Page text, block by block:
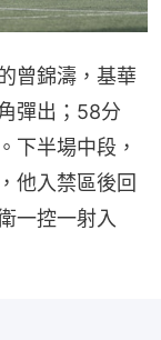
曾錦濤，基華
彈出；58分
下半場中段，
他入禁區後回
一控一射入